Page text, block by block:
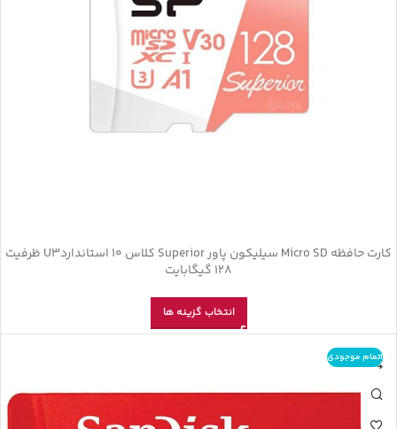
کارت حافظه‌ Micro SD سیلیکون پاور Superior کلاس 10 استانداردU3 ظرفیت
128 گیگابایت
انتخاب گزینه ها
اتمام موجودی